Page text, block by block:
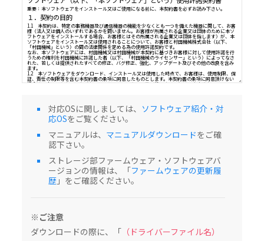
ソフトウェア（以下、「本ソフトウェア」という）使用許諾契
重要：本ソフトウェアをインストール又はご使用になる前に、本契約書を必ずお読み
１．契約の目的
様（法人又は個人のいずれであるかを問いません。お客様が所属される企業又は団体
フトウェアをインストールする場合、お客様とはその所属される企業又は団体を指し
ソフトウェアをインストール又は使用されることについて、お客様と村田機械株式会
「村田機械」という）の間の法律関係を定める為の使用許諾契約です。
なお、本ソフトウェアには、村田機械又は村田機械が本契約に基づきお客様に対して
うための権利を村田機械に許諾した者（以下、「村田機械のライセンサー」という）
れた、若しくは提供されたすべての修正、バグ修正、強化、アップデート及びその他
ます。
1.2 本ソフトウェアをダウンロード、インストール又は使用した時点で、お客様は、
証、責任の制限等を含む本契約書の条項に同意したものとします。本契約書の条項に
場合は、本ソフトウェアをダウンロード、インストール及び使用することはできませ
２．知的財産権及び所有権
３．ライセンス許諾
び通信機器の機能を少なくとも一つを備えた機器（以下、「本製品」という）を、本
対応OSに関しましては、 ソフトウェア紹介・対
応OSをご覧ください。
マニュアルは、 マニュアルダウンロードをご確
認下さい。
ストレージ部ファームウェア・ソフトウェアバ
ージョンの情報は、「ファームウェアの更新履
歴 」をご確認ください。
※ご注意
ダウンロードの際に、「 （ドライバーファイル名）